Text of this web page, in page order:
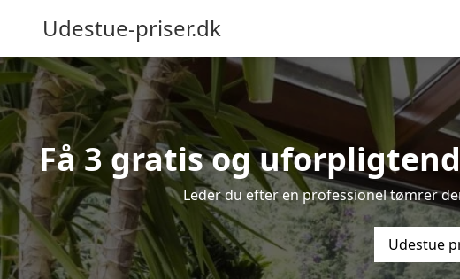
Udestue-priser.dk
Få 3 gratis og
Leder du efter en professionel tømrer
Udestue